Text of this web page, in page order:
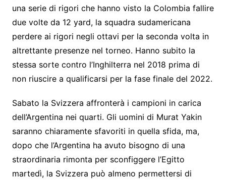
una serie di rigori che hanno visto la Colombia fallire
due volte da 12 yard, la squadra sudamericana
perdere ai rigori negli ottavi per la seconda volta in
altrettante presenze nel torneo. Hanno subito la
stessa sorte contro l’Inghilterra nel 2018 prima di
non riuscire a qualificarsi per la fase finale del 2022.
Sabato la Svizzera affronterà i campioni in carica
dell’Argentina nei quarti. Gli uomini di Murat Yakin
saranno chiaramente sfavoriti in quella sfida, ma,
dopo che l’Argentina ha avuto bisogno di una
straordinaria rimonta per sconfiggere l’Egitto
martedì, la Svizzera può almeno permettersi di